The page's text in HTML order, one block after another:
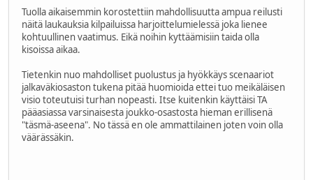
Tuolla aikaisemmin korostettiin mahdollisuutta ampua reilusti
näitä laukauksia kilpailuissa harjoittelumielessä joka lienee
kohtuullinen vaatimus. Eikä noihin kyttäämisiin taida olla
kisoissa aikaa.
Tietenkin nuo mahdolliset puolustus ja hyökkäys scenaariot
jalkaväkiosaston tukena pitää huomioida ettei tuo meikäläisen
visio toteutuisi turhan nopeasti. Itse kuitenkin käyttäisi TA
pääasiassa varsinaisesta joukko-osastosta hieman erillisenä
"täsmä-aseena". No tässä en ole ammattilainen joten voin olla
väärässäkin.